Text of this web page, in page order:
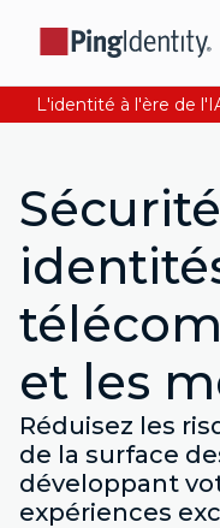
et les
Réduisez les
de la surface
développant
expériences